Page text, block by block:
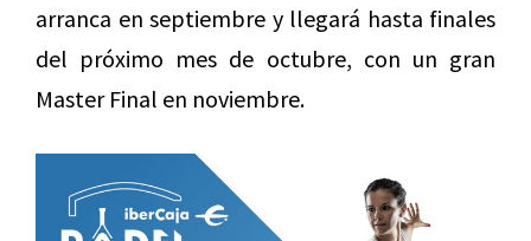
arranca en septiembre y llegará hasta finales
del próximo mes de octubre, con un gran
Master Final en noviembre.